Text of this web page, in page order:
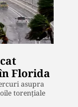
Florida
asupra
torenţiale